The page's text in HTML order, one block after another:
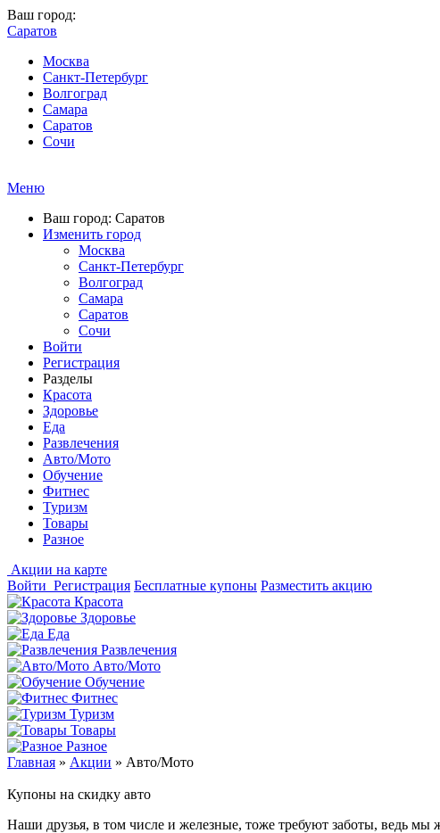
Ваш город:
Саратов
Москва
Санкт-Петербург
Волгоград
Самара
Саратов
Сочи
Меню
Ваш город: Саратов
Изменить город
Москва
Санкт-Петербург
Волгоград
Самара
Саратов
Сочи
Войти
Регистрация
Разделы
Красота
Здоровье
Еда
Развлечения
Авто/Мото
Обучение
Фитнес
Туризм
Товары
Разное
Акции на карте
Войти Регистрация Бесплатные купоны Разместить акцию
Красота
Здоровье
Еда
Развлечения
Авто/Мото
Обучение
Фитнес
Туризм
Товары
Разное
Главная » Акции » Авто/Мото
Купоны на скидку авто
Наши друзья, в том числе и железные, тоже требуют заботы, ведь мы